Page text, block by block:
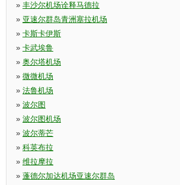
» 丰沙尔机场诠释马德拉
» 亚速尔群岛青洲塞拉机场
» 卡斯卡伊斯
» 卡武埃鲁
» 奥尔塔机场
» 微微机场
» 法鲁机场
» 波尔图
» 波尔图机场
» 波尔蒂芒
» 科英布拉
» 维拉摩拉
» 蓬德尔加达机场亚速尔群岛